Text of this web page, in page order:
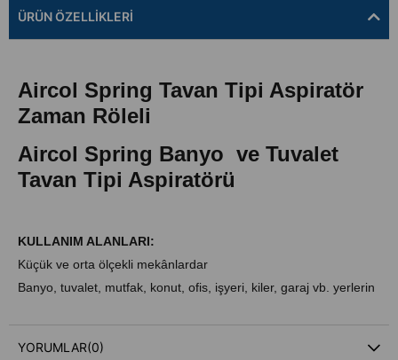
ÜRÜN ÖZELLIKLERI
Aircol Spring Tavan Tipi Aspiratör
Zaman Röleli
Aircol Spring Banyo ve Tuvalet
Tavan Tipi Aspiratörü
KULLANIM ALANLARI:
Küçük ve orta ölçekli mekânlardar
Banyo, tuvalet, mutfak, konut, ofis, işyeri, kiler, garaj vb. yerlerin
havalandırma uygulamalarında kullanılmak üzere üretilmiştir.
YORUMLAR(0)